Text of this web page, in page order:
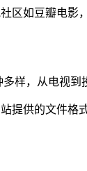
区如豆瓣电影
样，从电视到
提供的文件格